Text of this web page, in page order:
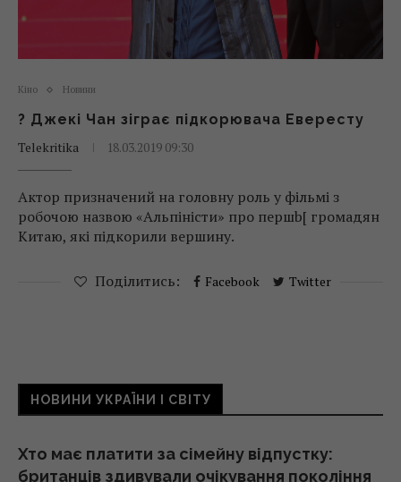
Кіно Новини
? Джекі Чан зіграє підкорювача Евересту
Telekritika
18.03.2019 09:30
Актор призначений на головну роль у фільмі з
робочою назвою «Альпіністи» про першb[ громадян
Китаю, які підкорили вершину.
Поділитись: Facebook Twitter
НОВИНИ УКРАЇНИ І СВІТУ
Хто має платити за сімейну відпустку:
британців здивували очікування покоління